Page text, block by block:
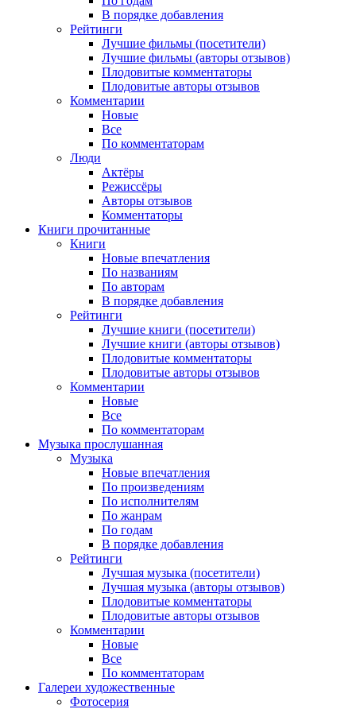
В порядке добавления
Рейтинги
Лучшие фильмы (посетители)
Лучшие фильмы (авторы отзывов)
Плодовитые комментаторы
Плодовитые авторы отзывов
Комментарии
Новые
Все
По комментаторам
Люди
Актёры
Режиссёры
Авторы отзывов
Комментаторы
Книги прочитанные
Книги
Новые впечатления
По названиям
По авторам
В порядке добавления
Рейтинги
Лучшие книги (посетители)
Лучшие книги (авторы отзывов)
Плодовитые комментаторы
Плодовитые авторы отзывов
Комментарии
Новые
Все
По комментаторам
Музыка прослушанная
Музыка
Новые впечатления
По произведениям
По исполнителям
По жанрам
По годам
В порядке добавления
Рейтинги
Лучшая музыка (посетители)
Лучшая музыка (авторы отзывов)
Плодовитые комментаторы
Плодовитые авторы отзывов
Комментарии
Новые
Все
По комментаторам
Галереи художественные
Фотосерия